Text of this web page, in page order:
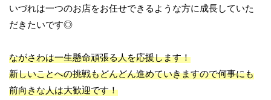
いづれは一つのお店をお任せできるような方に成長していた
だきたいです◎
ながさわは一生懸命頑張る人を応援します！
新しいことへの挑戦もどんどん進めていきますので何事にも
前向きな人は大歓迎です！